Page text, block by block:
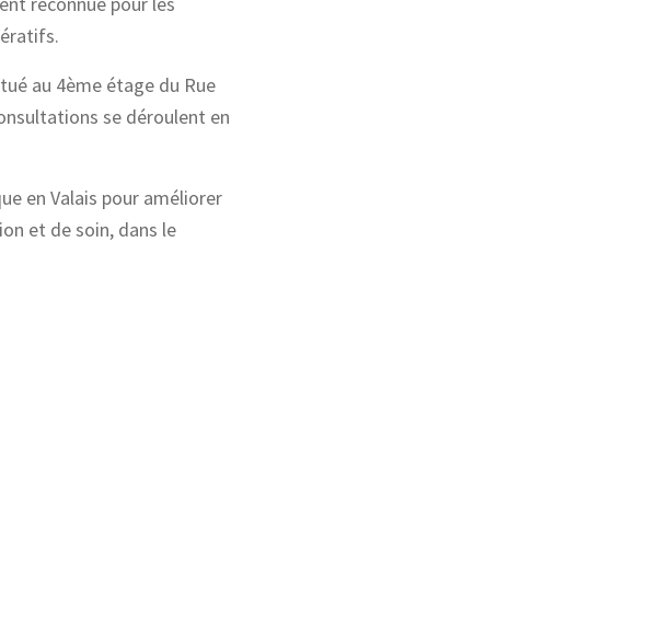
au 4ème étage du Rue
se déroulent en
en Valais pour améliorer
et de soin, dans le